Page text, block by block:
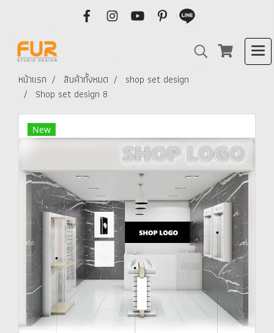
หน้าแรก สินค้าทั้งหมด
shop set design
Shop set design 8
New